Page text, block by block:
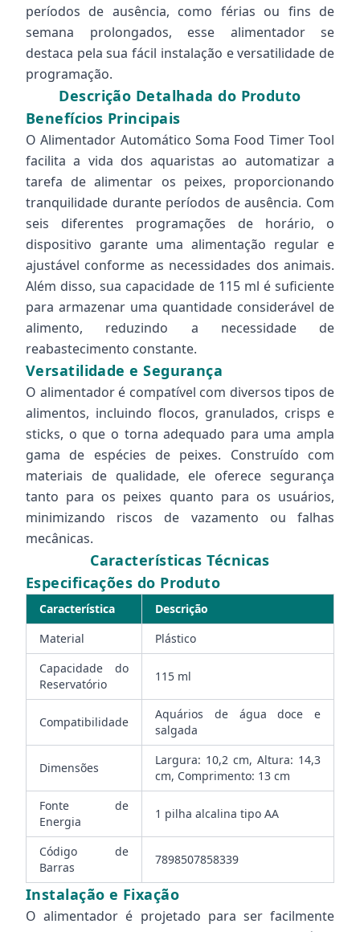
períodos de ausência, como férias ou fins de
semana prolongados, esse alimentador se
destaca pela sua fácil instalação e versatilidade de
programação.
Descrição Detalhada do Produto
Benefícios Principais
O Alimentador Automático Soma Food Timer Tool
facilita a vida dos aquaristas ao automatizar a
tarefa de alimentar os peixes, proporcionando
tranquilidade durante períodos de ausência. Com
seis diferentes programações de horário, o
dispositivo garante uma alimentação regular e
ajustável conforme as necessidades dos animais.
Além disso, sua capacidade de 115 ml é suficiente
para armazenar uma quantidade considerável de
alimento, reduzindo a necessidade de
reabastecimento constante.
Versatilidade e Segurança
O alimentador é compatível com diversos tipos de
alimentos, incluindo flocos, granulados, crisps e
sticks, o que o torna adequado para uma ampla
gama de espécies de peixes. Construído com
materiais de qualidade, ele oferece segurança
tanto para os peixes quanto para os usuários,
minimizando riscos de vazamento ou falhas
mecânicas.
Características Técnicas
Especificações do Produto
Característica
Descrição
Material
Plástico
Capacidade do
Reservatório
115 ml
Compatibilidade
Aquários de água doce e
salgada
Dimensões
Largura: 10,2 cm, Altura: 14,3
cm, Comprimento: 13 cm
Fonte de
Energia
1 pilha alcalina tipo AA
Código de
Barras
7898507858339
Instalação e Fixação
O alimentador é projetado para ser facilmente